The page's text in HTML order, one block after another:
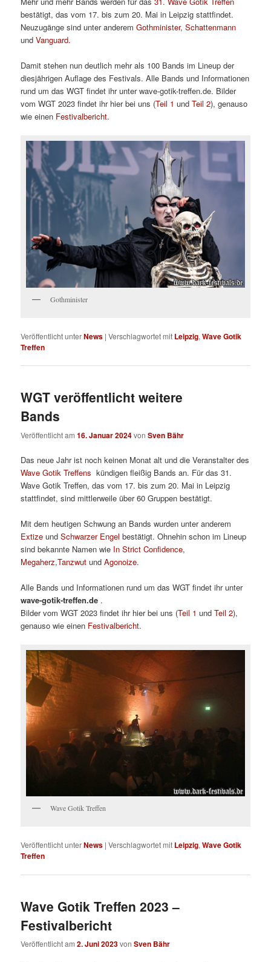
bestätigt, das vom 17. bis zum 20. Mai in Leipzig stattfindet.
Neuzugänge sind unter anderemGothminister,Schattenmann
undVanguard.
Damit stehen nun deutlich mehr als 100 Bands im Lineup der
diesjährigen Auflage des Festivals. Alle Bands und Informationen
rund um das WGT findet ihr unter wave-gotik-treffen.de. Bilder
vom WGT 2023 findet ihr hier bei uns (Teil 1undTeil 2), genauso
wie einen Festivalbericht.
Gothminister
Veröffentlicht unterNews |Verschlagwortet mit Leipzig,Wave Gotik
Treffen
WGT veröffentlicht weitere
Bands
Veröffentlicht am16. Januar 2024vonSven Bähr
Das neue Jahr ist noch keinen Monat alt und die Veranstalter des
Wave Gotik Treffens kündigen fleißig Bands an. Für das 31.
Wave Gotik Treffen, das vom 17. bis zum 20. Mai in Leipzig
stattfindet, sind mittlerweile über 60 Gruppen bestätigt.
Mit dem heutigen Schwung an Bands wurden unter anderem
Extize undSchwarzer Engel bestätigt. Ohnehin schon im Lineup
sind bekannte Namen wie In Strict Confidence,
Megaherz,TanzwutundAgonoize.
Alle Bands und Informationen rund um das WGT findet ihr unter
wave-gotik-treffen.de .
Bilder vom WGT 2023 findet ihr hier bei uns (Teil 1undTeil 2),
genauso wie einen Festivalbericht.
Wave Gotik Treffen
Veröffentlicht unterNews |Verschlagwortet mit Leipzig,Wave Gotik
Treffen
Wave Gotik Treffen 2023 –
Festivalbericht
Veröffentlicht am2. Juni 2023vonSven Bähr